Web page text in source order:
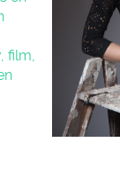
film,